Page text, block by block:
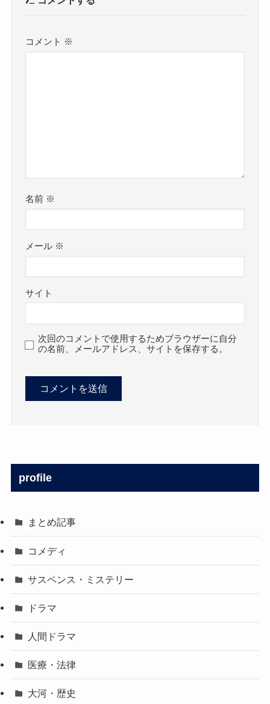
コメント ※
名前 ※
メール ※
サイト
次回のコメントで使用するためブラウザーに自分
の名前、メールアドレス、サイトを保存する。
profile
まとめ記事
コメディ
サスペンス・ミステリー
ドラマ
人間ドラマ
医療・法律
大河・歴史